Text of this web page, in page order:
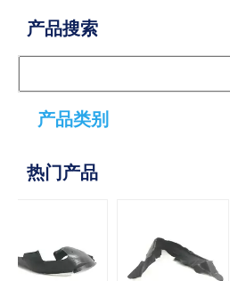
产品搜索
产品类别
热门产品